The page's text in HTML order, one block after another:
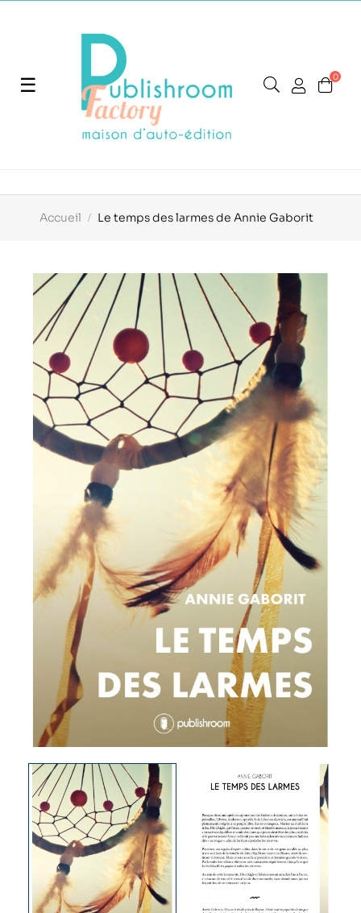
Basculer
navigation
☰ 0
Accueil Le temps des larmes de Annie Gaborit